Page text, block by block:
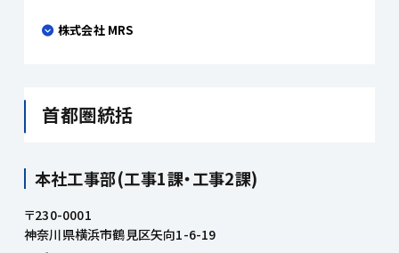
株式会社 MRS
首都圏統括
本社工事部(工事1課・工事2課)
〒230-0001
神奈川県横浜市鶴見区矢向1-6-19